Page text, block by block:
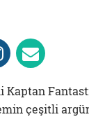
Kaptan
çeşitli